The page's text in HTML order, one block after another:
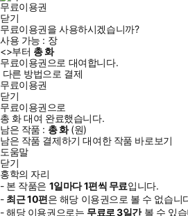
무료이용권
닫기
무료이용권을 사용하시겠습니까?
사용 가능 : 장
<>부터 총화
무료이용권으로 대여합니다.
다른 방법으로 결제
무료이용권
닫기
무료이용권으로
총 화대여 완료했습니다.
남은 작품 : 총화(원)
남은 작품 결제하기 대여한 작품 바로보기
도움말
닫기
홍학의 자리
- 본 작품은 1일마다1편씩 무료입니다.
- 최근10편은 해당 이용권으로 볼 수 없습니
- 해당 이용권으로는 무료로3일간볼 수 있습